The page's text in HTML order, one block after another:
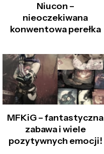
Niucon –
nieoczekiwana
konwentowa perełka
MFKiG – fantastyczna
zabawa i wiele
pozytywnych emocji!